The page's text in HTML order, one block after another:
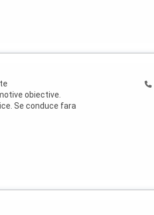
obiective.
Se conduce fara